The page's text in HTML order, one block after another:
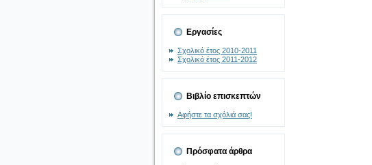
Εργασίες
Σχολικό έτος 2010-2011
Σχολικό έτος 2011-2012
Βιβλίο επισκεπτών
Αφήστε τα σχόλιά σας!
Πρόσφατα άρθρα